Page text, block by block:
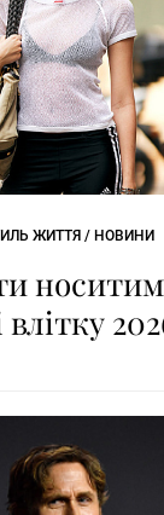
ЖИТТЯ / НОВИНИ